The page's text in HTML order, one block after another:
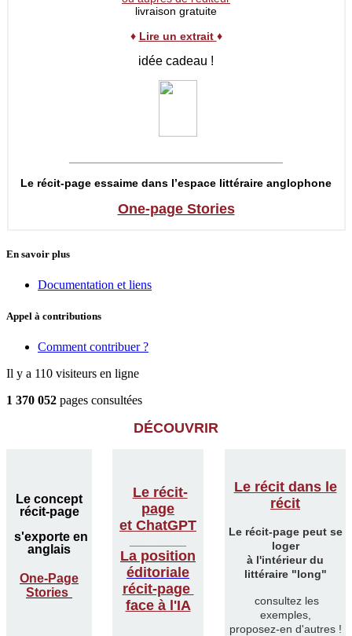
livraison gratuite
♦ Lire un extrait ♦
idée cadeau !
Le récit-page essaime dans l’espace littéraire anglophone
One-page Stories
En savoir plus
Documentation et liens
Appel à contributions
Comment contribuer ?
Il y a 110 visiteurs en ligne
1 370 052 pages consultées
DÉCOUVRIR
Le concept
récit-page
s'exporte en
anglais
One-Page
Stories
Le récit-
page
et ChatGPT
La position
éditoriale
récit-page
face à l'IA
Le récit dans le
récit
Le récit-page peut se
loger
à l'intérieur du
littéraire "long"
consultez les
exemples,
proposez-en d'autres !